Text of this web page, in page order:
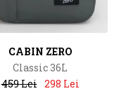
CABIN ZERO
Classic 36L
459 Lei 298 Lei